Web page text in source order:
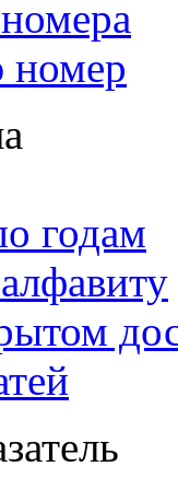
номер
годам